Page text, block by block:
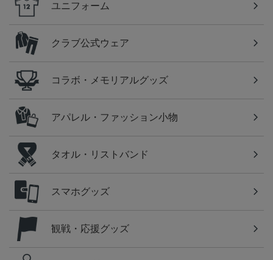
ユニフォーム
クラブ公式ウェア
コラボ・メモリアルグッズ
アパレル・ファッション小物
タオル・リストバンド
スマホグッズ
観戦・応援グッズ